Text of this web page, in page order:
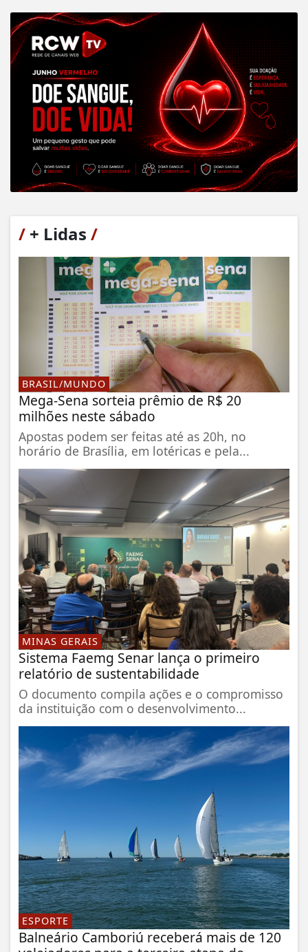
/ + Lidas /
BRASIL/MUNDO
Mega-Sena sorteia prêmio de R$ 20
milhões neste sábado
Apostas podem ser feitas até as 20h, no
horário de Brasília, em lotéricas e pela...
MINAS GERAIS
Sistema Faemg Senar lança o primeiro
relatório de sustentabilidade
O documento compila ações e o compromisso
da instituição com o desenvolvimento...
ESPORTE
Balneário Camboriú receberá mais de 120